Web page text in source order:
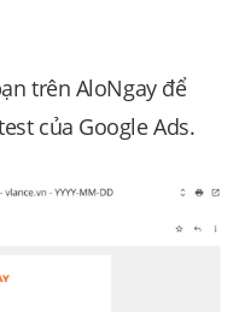
trên AloNgay để
của Google Ads.